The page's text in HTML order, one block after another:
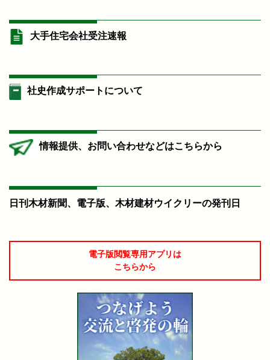
大手住宅会社受注速報
社史作成サポートについて
情報提供、お問い合わせなどはこちらから
日刊木材新聞、電子版、木材建材ウイクリーの発刊日
電子版閲覧専用アプリは
こちらから